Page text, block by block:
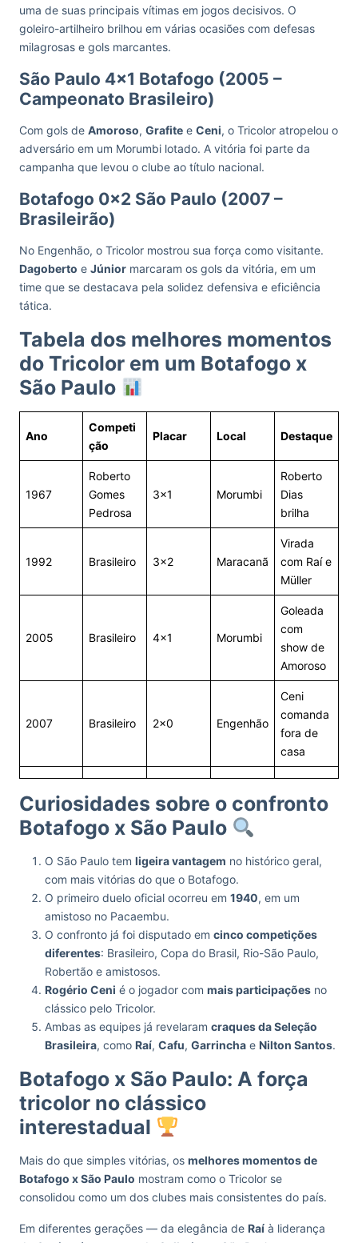
uma de suas principais vítimas em jogos decisivos. O
goleiro-artilheiro brilhou em várias ocasiões com defesas
milagrosas e gols marcantes.
São Paulo 4×1 Botafogo (2005 –
Campeonato Brasileiro)
Com gols de Amoroso, Grafite e Ceni, o Tricolor atropelou o
adversário em um Morumbi lotado. A vitória foi parte da
campanha que levou o clube ao título nacional.
Botafogo 0x2 São Paulo (2007 –
Brasileirão)
No Engenhão, o Tricolor mostrou sua força como visitante.
Dagoberto e Júnior marcaram os gols da vitória, em um
time que se destacava pela solidez defensiva e eficiência
tática.
Tabela dos melhores momentos
do Tricolor em um Botafogo x
São Paulo
Ano
Competi
ção
Placar Local Destaque
1967
Roberto
Gomes
Pedrosa
3×1 Morumbi
Roberto
Dias
brilha
1992 Brasileiro 3×2 Maracanã
Virada
com Raí e
Müller
2005 Brasileiro 4×1 Morumbi
Goleada
com
show de
Amoroso
2007 Brasileiro 2×0 Engenhão
Ceni
comanda
fora de
casa
Curiosidades sobre o confronto
Botafogo x São Paulo
O São Paulo tem ligeira vantagem no histórico geral,
com mais vitórias do que o Botafogo.
O primeiro duelo oficial ocorreu em 1940, em um
amistoso no Pacaembu.
O confronto já foi disputado em cinco competições
diferentes: Brasileiro, Copa do Brasil, Rio-São Paulo,
Robertão e amistosos.
Rogério Ceni é o jogador com mais participações no
clássico pelo Tricolor.
Ambas as equipes já revelaram craques da Seleção
Brasileira, como Raí, Cafu, Garrincha e Nilton Santos.
Botafogo x São Paulo: A força
tricolor no clássico
interestadual
Mais do que simples vitórias, os melhores momentos de
Botafogo x São Paulo mostram como o Tricolor se
consolidou como um dos clubes mais consistentes do país.
Em diferentes gerações — da elegância de Raí à liderança